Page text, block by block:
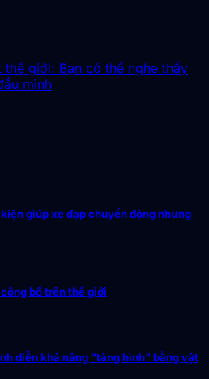
thế giới: Bạn có thể nghe thấy
mình
giúp xe đạp chuyển động nhưng
bố trên thế giới
diễn khả năng "tàng hình" bằng vật